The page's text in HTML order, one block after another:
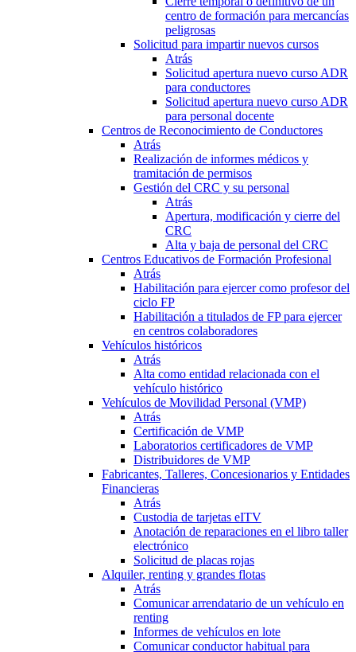
centro de formación para mercancías
peligrosas
Solicitud para impartir nuevos cursos
Atrás
Solicitud apertura nuevo curso ADR
para conductores
Solicitud apertura nuevo curso ADR
para personal docente
Centros de Reconocimiento de Conductores
Atrás
Realización de informes médicos y
tramitación de permisos
Gestión del CRC y su personal
Atrás
Apertura, modificación y cierre del
CRC
Alta y baja de personal del CRC
Centros Educativos de Formación Profesional
Atrás
Habilitación para ejercer como profesor del
ciclo FP
Habilitación a titulados de FP para ejercer
en centros colaboradores
Vehículos históricos
Atrás
Alta como entidad relacionada con el
vehículo histórico
Vehículos de Movilidad Personal (VMP)
Atrás
Certificación de VMP
Laboratorios certificadores de VMP
Distribuidores de VMP
Fabricantes, Talleres, Concesionarios y Entidades
Financieras
Atrás
Custodia de tarjetas eITV
Anotación de reparaciones en el libro taller
electrónico
Solicitud de placas rojas
Alquiler, renting y grandes flotas
Atrás
Comunicar arrendatario de un vehículo en
renting
Informes de vehículos en lote
Comunicar conductor habitual para